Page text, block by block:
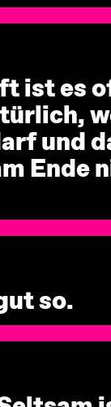
ist es
und
Ende
so.